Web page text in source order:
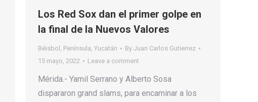
Los Red Sox dan el primer golpe en
la final de la Nuevos Valores
Béisbol , Península, Yucatán By Juan Carlos Gutierrez
15 mayo, 2022
Leave a comment
Mérida.- Yamil Serrano y Alberto Sosa
dispararon grand slams, para encaminar a los